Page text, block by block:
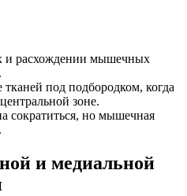
и расхождении мышечных
под подбородком, когда
зоне.
сократиться, но мышечная
и медиальной